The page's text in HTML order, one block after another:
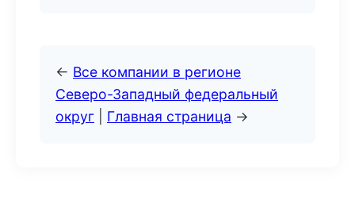
← Все компании в регионе
Северо-Западный федеральный
округ
Главная страница →